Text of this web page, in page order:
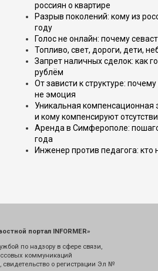
россиян о квартире
Разрыв поколений: кому из
году
Голос не онлайн: почему
Топливо, свет, дороги, дети,
Запрет наличных сделок: как
рублём
От зависти к структуре:
не эмоция
Уникальная компенсационная
и кому компенсируют
Аренда в Симферополе:
года
Инженер против педагога:
портал INFORMER»
по надзору в сфере связи,
коммуникаций
свидетельство о регистрации Эл №